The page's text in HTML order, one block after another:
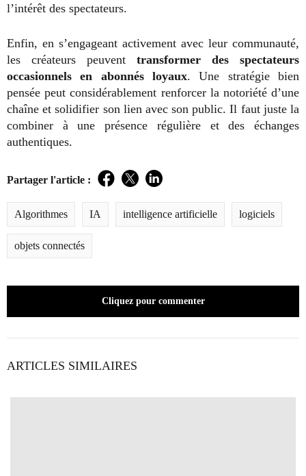
l’intérêt des spectateurs.
Enfin, en s’engageant activement avec leur communauté,
les créateurs peuvent transformer des spectateurs
occasionnels en abonnés loyaux. Une stratégie bien
pensée peut considérablement renforcer la notoriété d’une
chaîne et solidifier son lien avec son public. Il faut juste la
combiner à une présence régulière et des échanges
authentiques.
Partager l'article : Facebook
TwitterLinkedIn
Algorithmes IA intelligence artificielle logiciels
objets connectés
Cliquez pour commenter
ARTICLES SIMILAIRES